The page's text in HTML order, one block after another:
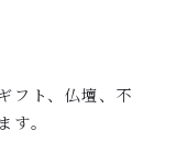
フト、仏壇、不
。